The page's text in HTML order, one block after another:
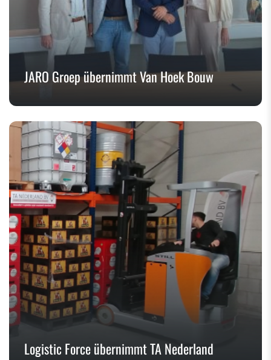
JARO Groep übernimmt Van Hoek Bouw
Logistic Force übernimmt TA Nederland